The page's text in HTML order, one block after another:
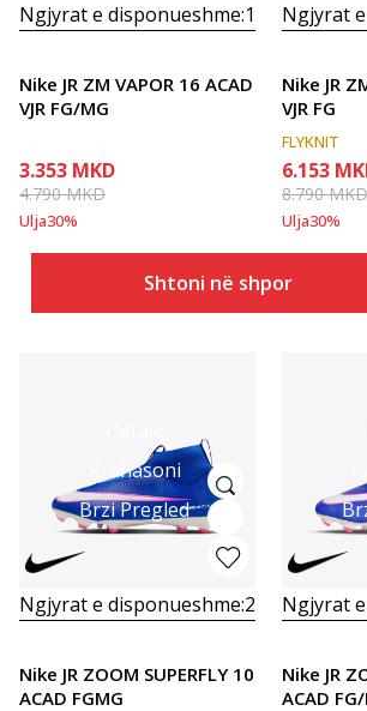
Ngjyrat e disponueshme:1
Nike JR ZM VAPOR 16 ACAD
VJR FG/MG
3.353 MKD
4.790MKD
Ulja30%
Shtoni në shportë
Ngjyrat
Nike JR
VJR FG
FLYKNIT
6.153
8.790MKD
Ulja30%
Krahasoni
Brzi Pregled
Ngjyrat e disponueshme:2
Nike JR ZOOM SUPERFLY 10
ACAD FGMG
Ngjyrat
Nike JR
ACAD